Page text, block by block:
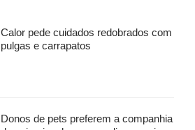
Calor pede cuidados redobrados com
pulgas e carrapatos
Donos de pets preferem a companhia